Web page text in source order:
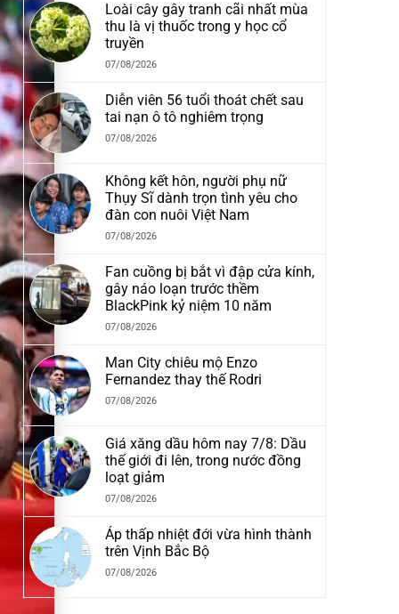
Loài cây gây tranh cãi nhất mùa
thu là vị thuốc trong y học cổ
truyền
07/08/2026
Diễn viên 56 tuổi thoát chết sau
tai nạn ô tô nghiêm trọng
07/08/2026
Không kết hôn, người phụ nữ
Thụy Sĩ dành trọn tình yêu cho
đàn con nuôi Việt Nam
07/08/2026
Fan cuồng bị bắt vì đập cửa kính,
gây náo loạn trước thềm
BlackPink kỷ niệm 10 năm
07/08/2026
Man City chiêu mộ Enzo
Fernandez thay thế Rodri
07/08/2026
Giá xăng dầu hôm nay 7/8: Dầu
thế giới đi lên, trong nước đồng
loạt giảm
07/08/2026
Áp thấp nhiệt đới vừa hình thành
trên Vịnh Bắc Bộ
07/08/2026